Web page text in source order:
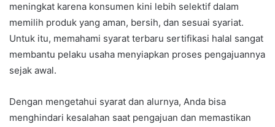
meningkat karena konsumen kini lebih selektif dalam
memilih produk yang aman, bersih, dan sesuai syariat.
Untuk itu, memahami syarat terbaru sertifikasi halal sangat
membantu pelaku usaha menyiapkan proses pengajuannya
sejak awal.
Dengan mengetahui syarat dan alurnya, Anda bisa
menghindari kesalahan saat pengajuan dan memastikan